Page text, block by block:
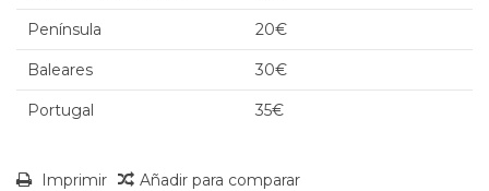
Península 20€
Baleares 30€
Portugal 35€
Imprimir
Añadir para comparar